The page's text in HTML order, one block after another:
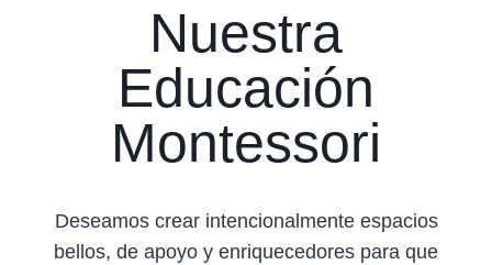
Nuestra
Educación
Montessori
Deseamos crear intencionalmente espacios
bellos, de apoyo y enriquecedores para que